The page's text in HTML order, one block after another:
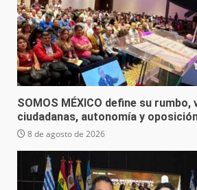
SOMOS MÉXICO define su rumbo,
ciudadanas, autonomía y
8 de agosto de 2026